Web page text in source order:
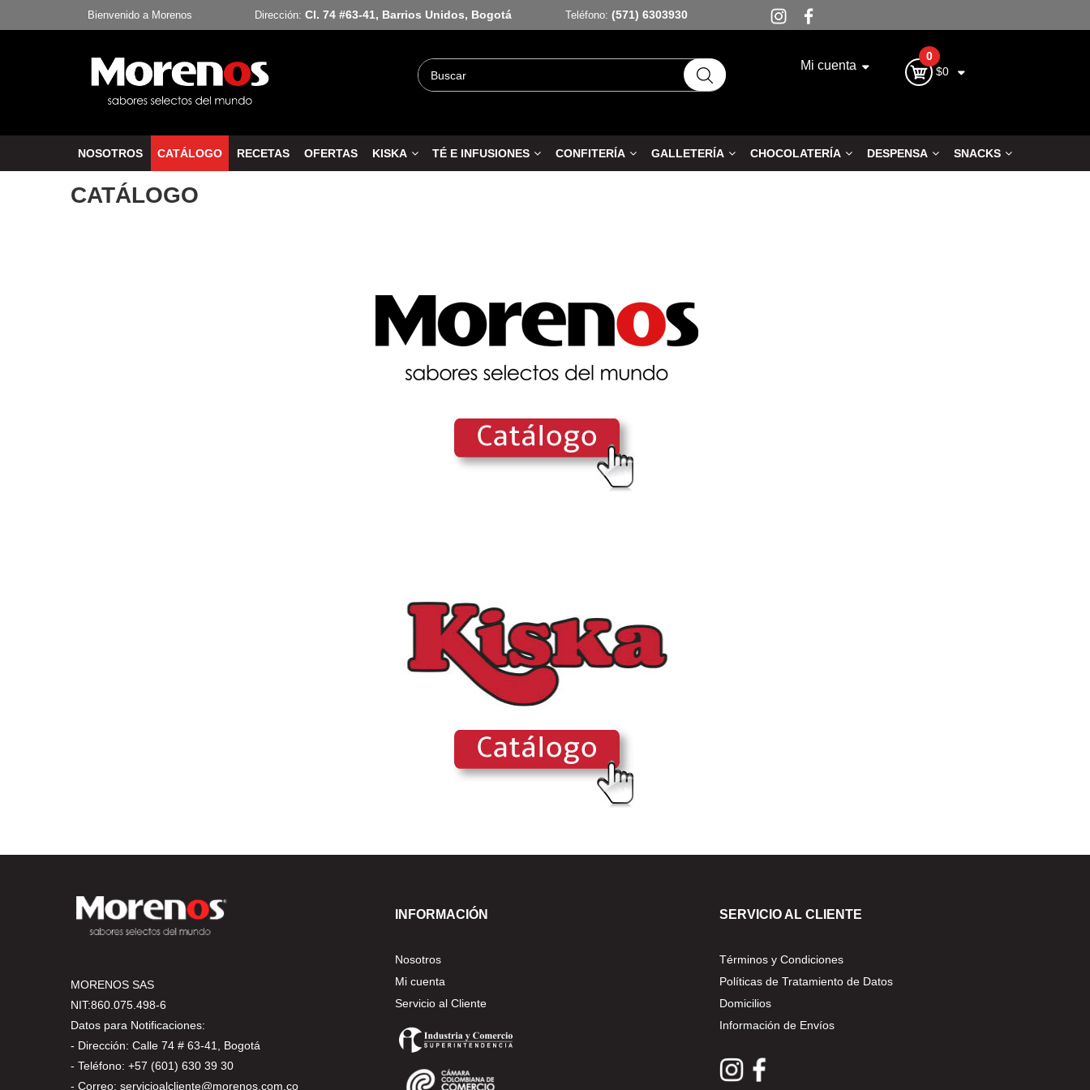
Bienvenido a Morenos Dirección: Cl. 74 #63-41, Barrios Unidos, Bogotá Teléfono: (571) 6303930
Mi cuenta $0
0
NOSOTROS CATÁLOGO RECETAS OFERTAS KISKA TÉ E INFUSIONES CONFITERÍA GALLETERÍA CHOCOLATERÍA DESPENSA SNACKS
CATÁLOGO
MORENOS SAS
NIT:860.075.498-6
Datos para Notificaciones:
- Dirección: Calle 74 # 63-41, Bogotá
- Teléfono: +57 (601) 630 39 30
- Correo: servicioalcliente@morenos.com.co
INFORMACIÓN
Nosotros
Mi cuenta
Servicio al Cliente
SERVICIO AL CLIENTE
Términos y Condiciones
Políticas de Tratamiento de Datos
Domicilios
Información de Envíos